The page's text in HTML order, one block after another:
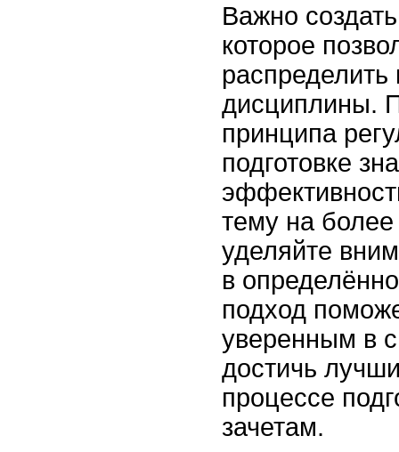
Важно
которое
дисциплины.
принципа
подготовке
тему на
уделяйте
в
подход
уверенным в
достичь
процессе
зачетам.